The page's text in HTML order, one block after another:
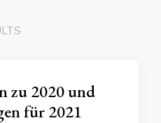
zu 2020 und
für 2021